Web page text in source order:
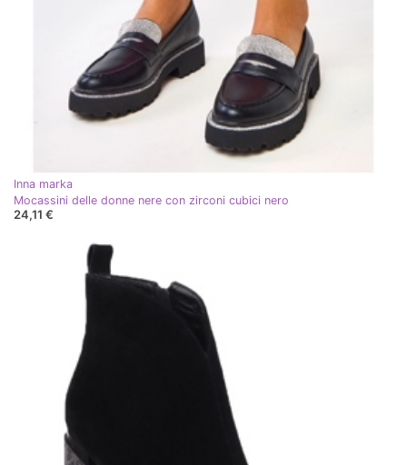
Inna marka
Mocassini delle donne nere con zirconi cubici nero
24,11 €